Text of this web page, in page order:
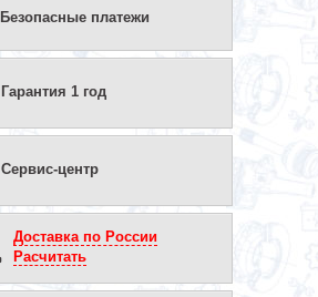
Безопасные платежи
Гарантия 1 год
Сервис-центр
Доставка по России
Расчитать